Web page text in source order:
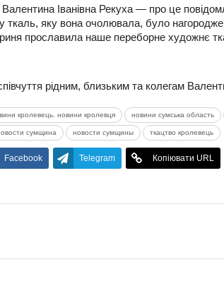
Іванівна Рекуха — про це
ткаль, яку вона очолювала, було
прославила наше переборне художнє
рідним, близьким та колегам
кролевець. новини кролевця новини сумська область
сумщина новости сумщины ткацтво кролевець
Facebook Telegram Копіювати URL